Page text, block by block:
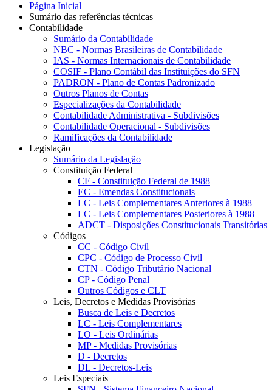
Página Inicial
Sumário das referências técnicas
Contabilidade
Sumário da Contabilidade
NBC - Normas Brasileiras de Contabilidade
IAS - Normas Internacionais de Contabilidade
COSIF - Plano Contábil das Instituições do SFN
PADRON - Plano de Contas Padronizado
Outros Planos de Contas
Especializações da Contabilidade
Contabilidade Administrativa - Subdivisões
Contabilidade Operacional - Subdivisões
Ramificações da Contabilidade
Legislação
Sumário da Legislação
Constituição Federal
CF - Constituição Federal de 1988
EC - Emendas Constitucionais
LC - Leis Complementares Anteriores à 1988
LC - Leis Complementares Posteriores à 1988
ADCT - Disposições Constitucionais Transitórias
Códigos
CC - Código Civil
CPC - Código de Processo Civil
CTN - Código Tributário Nacional
CP - Código Penal
Outros Códigos e CLT
Leis, Decretos e Medidas Provisórias
Busca de Leis e Decretos
LC - Leis Complementares
LO - Leis Ordinárias
MP - Medidas Provisórias
D - Decretos
DL - Decretos-Leis
Leis Especiais